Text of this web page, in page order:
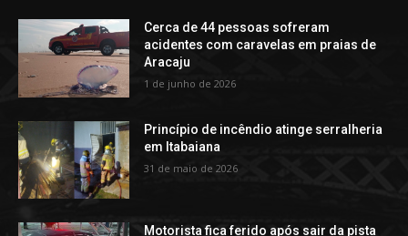
Cerca de 44 pessoas sofreram
acidentes com caravelas em praias de
Aracaju
1 de junho de 2026
Princípio de incêndio atinge serralheria
em Itabaiana
31 de maio de 2026
Motorista fica ferido após sair da pista